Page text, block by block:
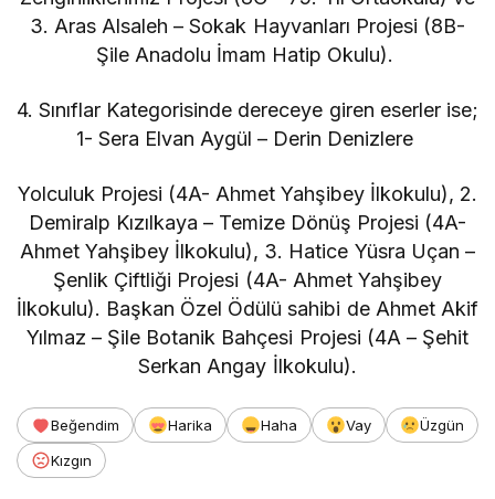
3. Aras Alsaleh – Sokak Hayvanları Projesi (8B-
Şile Anadolu İmam Hatip Okulu).
4. Sınıflar Kategorisinde dereceye giren eserler ise;
1- Sera Elvan Aygül – Derin Denizlere
Yolculuk Projesi (4A- Ahmet Yahşibey İlkokulu), 2.
Demiralp Kızılkaya – Temize Dönüş Projesi (4A-
Ahmet Yahşibey İlkokulu), 3. Hatice Yüsra Uçan –
Şenlik Çiftliği Projesi (4A- Ahmet Yahşibey
İlkokulu). Başkan Özel Ödülü sahibi de Ahmet Akif
Yılmaz – Şile Botanik Bahçesi Projesi (4A – Şehit
Serkan Angay İlkokulu).
Beğendim Harika Haha Vay
Üzgün
Kızgın